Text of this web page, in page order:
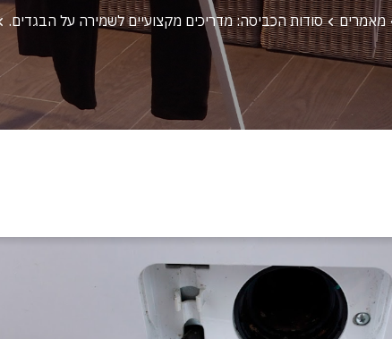
מאמרים סודות הכביסה: מדריכים מקצועיים לשמירה על הבגדים.